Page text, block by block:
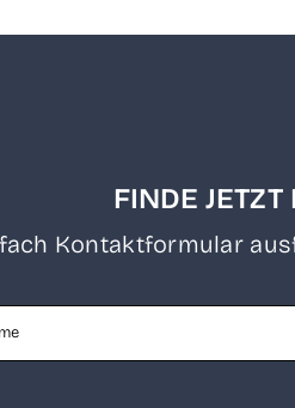
FINDE
Kon­takt­for­mu­lar